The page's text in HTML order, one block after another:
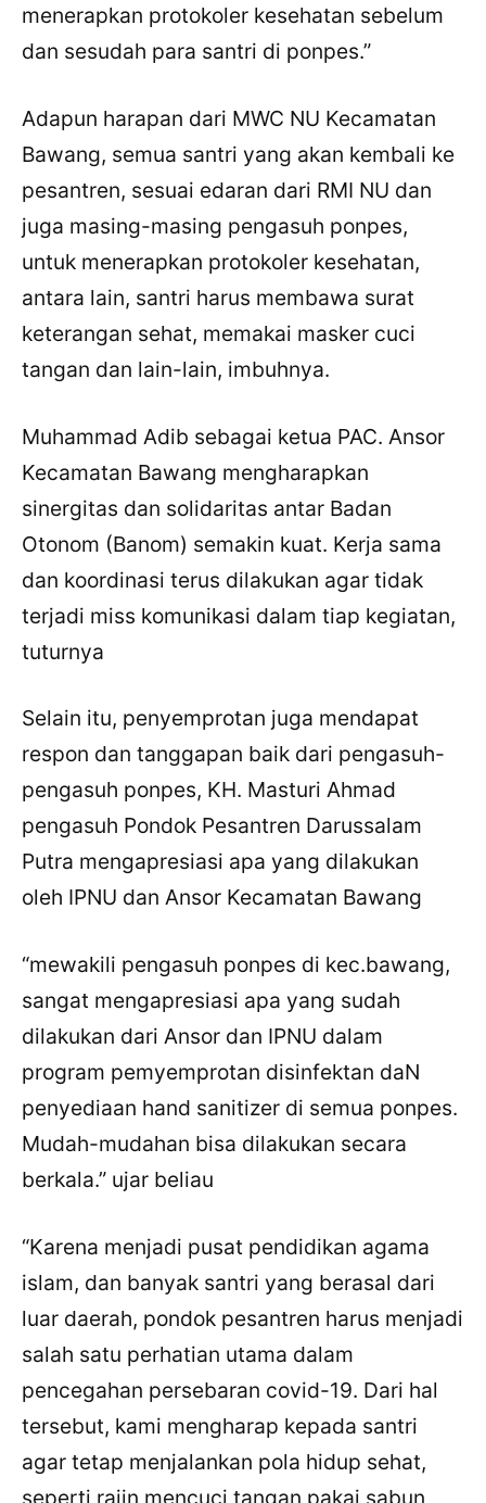
menerapkan protokoler kesehatan sebelum
dan sesudah para santri di ponpes.”
Adapun harapan dari MWC NU Kecamatan
Bawang, semua santri yang akan kembali ke
pesantren, sesuai edaran dari RMI NU dan
juga masing-masing pengasuh ponpes,
untuk menerapkan protokoler kesehatan,
antara lain, santri harus membawa surat
keterangan sehat, memakai masker cuci
tangan dan lain-lain, imbuhnya.
Muhammad Adib sebagai ketua PAC. Ansor
Kecamatan Bawang mengharapkan
sinergitas dan solidaritas antar Badan
Otonom (Banom) semakin kuat. Kerja sama
dan koordinasi terus dilakukan agar tidak
terjadi miss komunikasi dalam tiap kegiatan,
tuturnya
Selain itu, penyemprotan juga mendapat
respon dan tanggapan baik dari pengasuh-
pengasuh ponpes, KH. Masturi Ahmad
pengasuh Pondok Pesantren Darussalam
Putra mengapresiasi apa yang dilakukan
oleh IPNU dan Ansor Kecamatan Bawang
“mewakili pengasuh ponpes di kec.bawang,
sangat mengapresiasi apa yang sudah
dilakukan dari Ansor dan IPNU dalam
program pemyemprotan disinfektan daN
penyediaan hand sanitizer di semua ponpes.
Mudah-mudahan bisa dilakukan secara
berkala.” ujar beliau
“Karena menjadi pusat pendidikan agama
islam, dan banyak santri yang berasal dari
luar daerah, pondok pesantren harus menjadi
salah satu perhatian utama dalam
pencegahan persebaran covid-19. Dari hal
tersebut, kami mengharap kepada santri
agar tetap menjalankan pola hidup sehat,
seperti rajin mencuci tangan pakai sabun,
Bagikan Tulisan Ini ×